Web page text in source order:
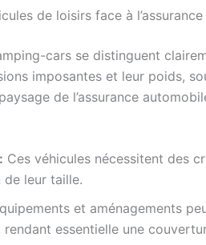
de loisirs face à
cars se distinguent
imposantes et leur poids,
de l’assurance
Ces véhicules nécessitent des
de leur taille.
et aménagements
essentielle une